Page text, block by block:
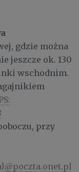
gdzie można
jeszcze ok. 130
wschodnim.
przy